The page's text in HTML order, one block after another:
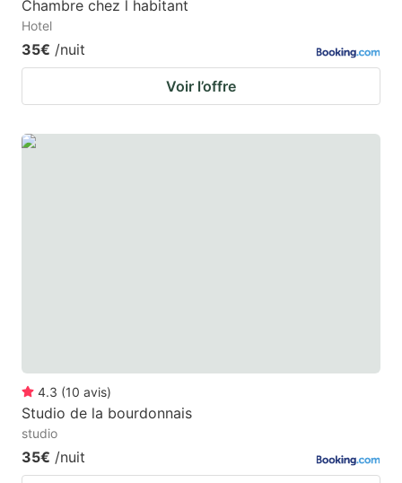
Chambre chez l habitant
Hotel
35€ /nuit
Voir l’offre
4.3 (10 avis)
Studio de la bourdonnais
studio
35€ /nuit